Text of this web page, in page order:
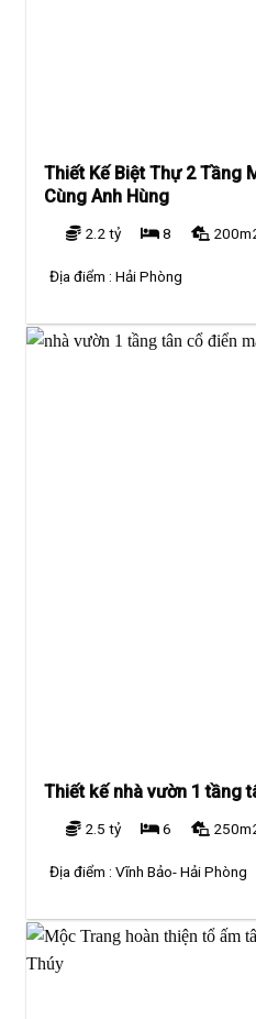
Thiết Kế Biệt Thự 2 Tầng
Cùng Anh Hùng
2.2 tỷ 8
Địa điểm :Hải Phòng
Thiết kế nhà vườn 1 tầng
2.5 tỷ 6
Địa điểm :Vĩnh Bảo- Hải Phòng